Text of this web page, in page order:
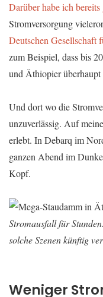
Darüber habe ich bereits
Stromversorgung
Deutschen Gesellschaft
zum Beispiel, dass bis
und Äthiopier
Und dort wo die
unzuverlässig. Auf
erlebt. In Debarq im
ganzen Abend im
Kopf.
Stromausfall für
solche Szenen künftig
Weniger